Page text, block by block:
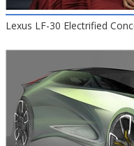
Lexus LF-30 Electrified